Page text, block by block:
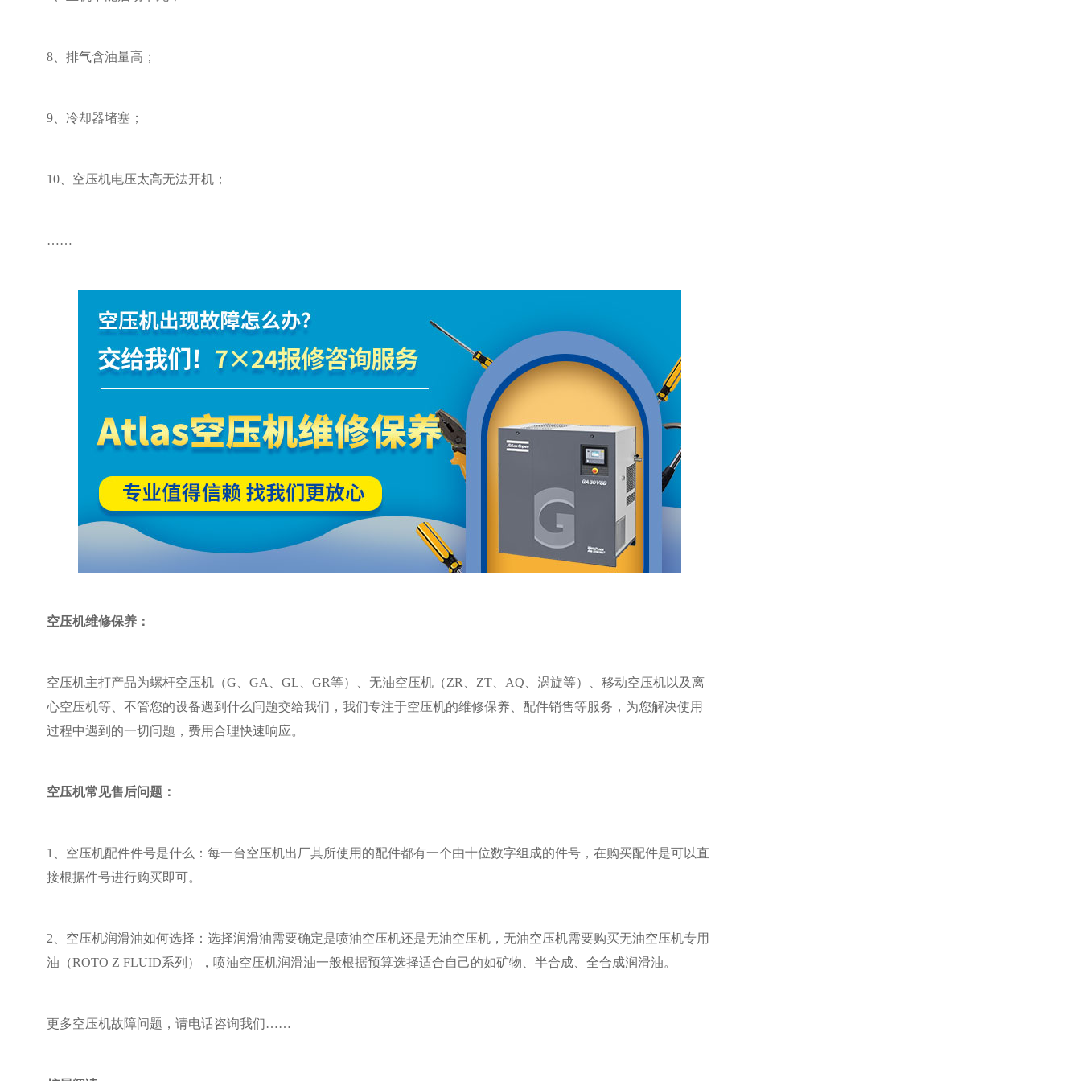
8、排气含油量高；
9、冷却器堵塞；
10、空压机电压太高无法开机；
……
空压机维修保养：
空压机主打产品为螺杆空压机（G、GA、GL、GR等）、无油空压机（ZR、ZT、AQ、涡旋等）、移动空压机以及离
心空压机等、不管您的设备遇到什么问题交给我们，我们专注于空压机的维修保养、配件销售等服务，为您解决使用
过程中遇到的一切问题，费用合理快速响应。
空压机常见售后问题：
1、空压机配件件号是什么：每一台空压机出厂其所使用的配件都有一个由十位数字组成的件号，在购买配件是可以直
接根据件号进行购买即可。
2、空压机润滑油如何选择：选择润滑油需要确定是喷油空压机还是无油空压机，无油空压机需要购买无油空压机专用
油（ROTO Z FLUID系列），喷油空压机润滑油一般根据预算选择适合自己的如矿物、半合成、全合成润滑油。
更多空压机故障问题，请电话咨询我们……